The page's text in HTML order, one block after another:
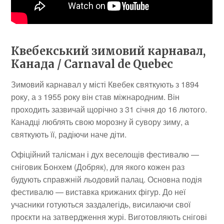
Квебекський зимовий карнавал,
Канада / Carnaval de Quebec
Зимовий карнавал у місті Квебек святкують з 1894
року, а з 1955 року він став міжнародним. Він
проходить зазвичай щорічно з 31 січня до 16 лютого.
Канадці люблять свою морозну й сувору зиму, а
святкують її, радіючи наче діти.
Офіційний талісман і дух веселощів фестивалю —
сніговик Бонхем (Добряк), для якого кожен раз
будують справжній льодовий палац. Основна подія
фестивалю — виставка крижаних фігур. До неї
учасники готуються заздалегідь, висилаючи свої
проєкти на затвердження журі. Виготовляють снігові